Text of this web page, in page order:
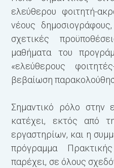
ελεύθερου φοιτητή-
νέους
σχετικές
μαθήματα του
«ελεύθερους
βεβαίωση
Σημαντικό ρόλο στην
κατέχει, εκτός από
εργαστηρίων, και η
πρόγραμμα
παρέχει, σε όλους